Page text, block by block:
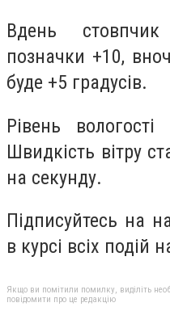
Вдень
позначки +10,
буде +5 градусів.
Рівень
Швидкість вітру
на секунду.
Підписуйтесь на
в курсі всіх подій
Якщо ви помітили помилку, виділіть
повідомити про це редакцію